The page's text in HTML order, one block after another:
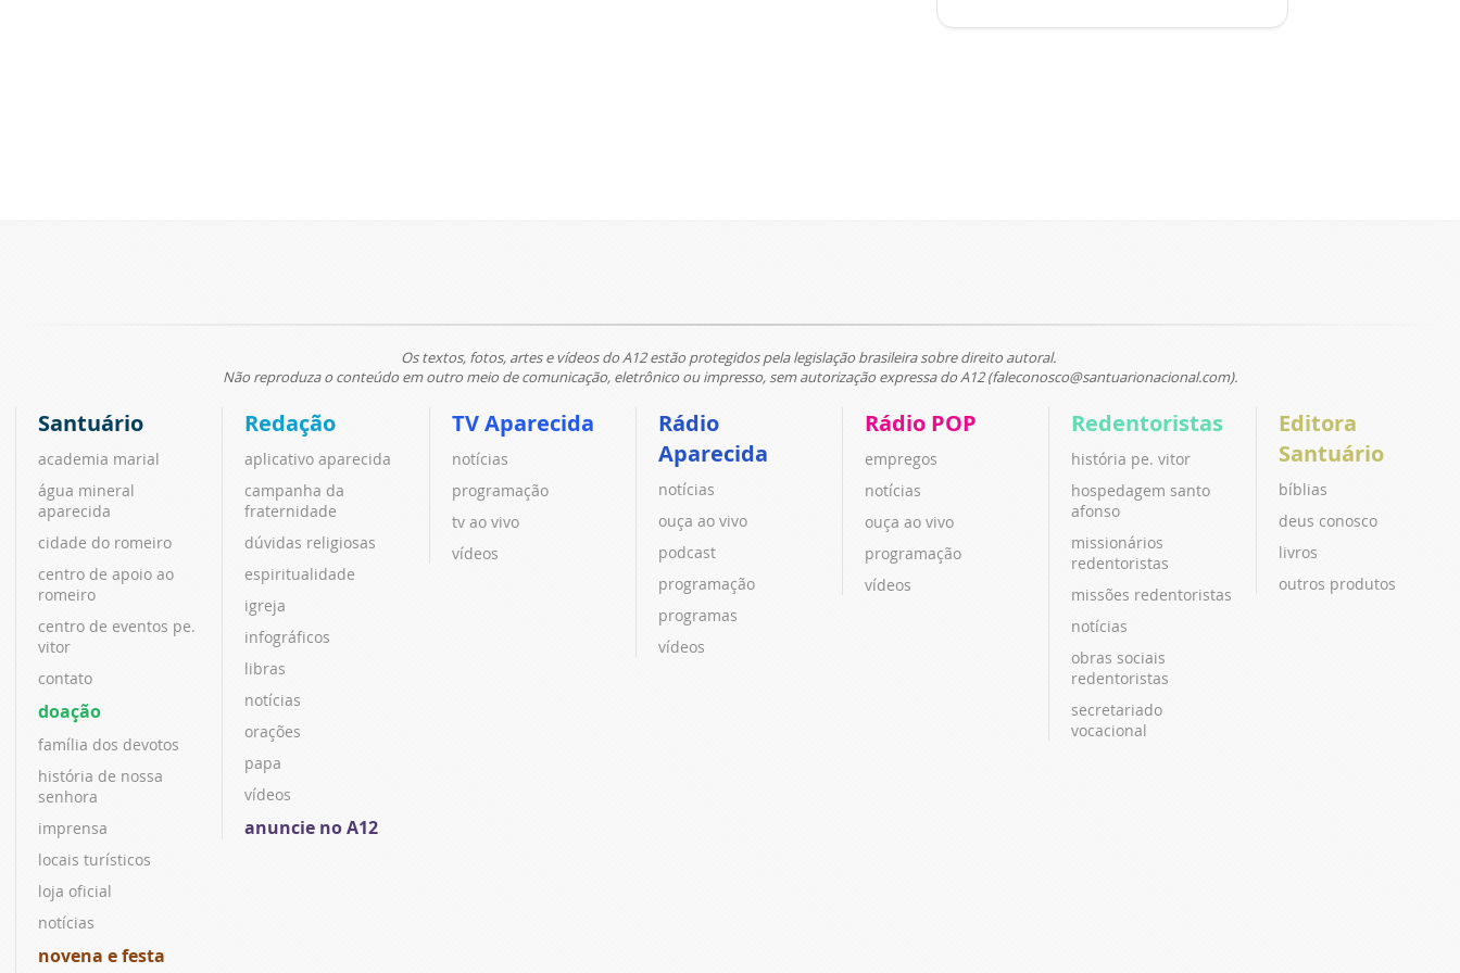
Os textos, fotos, artes e vídeos do A12 estão protegidos pela legislação brasileira sobre direito autoral.
Não reproduza o conteúdo em outro meio de comunicação, eletrônico ou impresso, sem autorização expressa do A12 (faleconosco@santuarionacional.com).
Santuário
academia marial
água mineral
aparecida
cidade do romeiro
centro de apoio ao
romeiro
centro de eventos pe.
vitor
contato
doação
família dos devotos
história de nossa
senhora
imprensa
locais turísticos
loja oficial
notícias
novena e festa
Redação
aplicativo aparecida
campanha da
fraternidade
dúvidas religiosas
espiritualidade
igreja
infográficos
libras
notícias
orações
papa
vídeos
anuncie no A12
TV Aparecida
notícias
programação
tv ao vivo
vídeos
Rádio
Aparecida
notícias
ouça ao vivo
podcast
programação
programas
vídeos
Rádio POP
empregos
notícias
ouça ao vivo
programação
vídeos
Redentoristas
história pe. vitor
hospedagem santo
afonso
missionários
redentoristas
missões redentoristas
notícias
obras sociais
redentoristas
secretariado
vocacional
Editora
Santuário
bíblias
deus conosco
livros
outros produtos